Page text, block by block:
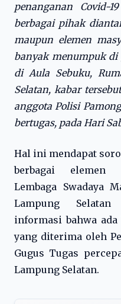
penanganan Covid-
berbagai pihak
maupun elemen
banyak menumpuk
di Aula Sebuku,
Selatan, kabar
anggota Polisi
bertugas, pada Hari
Hal ini mendapat
berbagai elemen
Lembaga Swadaya
Lampung Selatan
informasi bahwa
yang diterima oleh
Gugus Tugas
Lampung Selatan.